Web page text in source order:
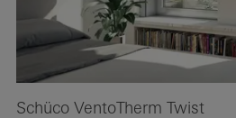
Schüco VentoTherm Twist